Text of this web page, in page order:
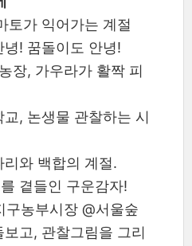
토가 익어가는 계절
! 꿈돌이도 안녕!
장, 가우라가 활짝 피
, 논생물 관찰하는 시
와 백합의 계절.
곁들인 구운감자!
농부시장 @서울숲
고, 관찰그림을 그리